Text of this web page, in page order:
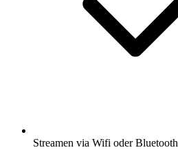
Streamen via Wifi oder Bluetooth